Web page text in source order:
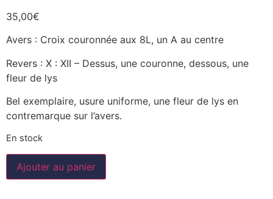
35,00€
Avers : Croix couronnée aux 8L, un A au centre
Revers : X : XII – Dessus, une couronne, dessous, une
fleur de lys
Bel exemplaire, usure uniforme, une fleur de lys en
contremarque sur l’avers.
En stock
Ajouter au panier